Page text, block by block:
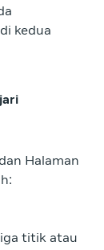
kedua
Halaman
titik atau